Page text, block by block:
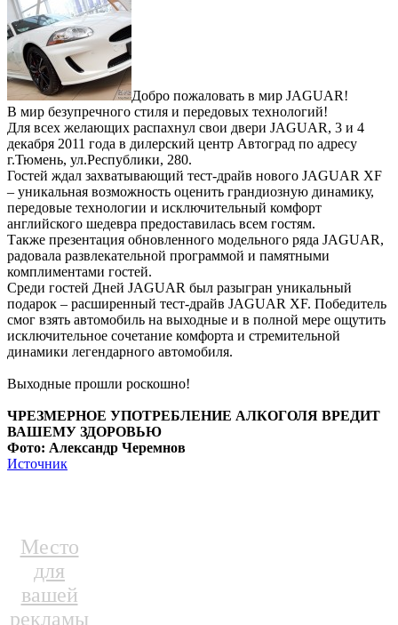
Добро пожаловать в мир JAGUAR!
В мир безупречного стиля и передовых технологий!
Для всех желающих распахнул свои двери JAGUAR, 3 и 4
декабря 2011 года в дилерский центр Автоград по адресу
г.Тюмень, ул.Республики, 280.
Гостей ждал захватывающий тест-драйв нового JAGUAR XF
– уникальная возможность оценить грандиозную динамику,
передовые технологии и исключительный комфорт
английского шедевра предоставилась всем гостям.
Также презентация обновленного модельного ряда JAGUAR,
радовала развлекательной программой и памятными
комплиментами гостей.
Среди гостей Дней JAGUAR был разыгран уникальный
подарок – расширенный тест-драйв JAGUAR XF. Победитель
смог взять автомобиль на выходные и в полной мере ощутить
исключительное сочетание комфорта и стремительной
динамики легендарного автомобиля.
Выходные прошли роскошно!
ЧРЕЗМЕРНОЕ УПОТРЕБЛЕНИЕ АЛКОГОЛЯ ВРЕДИТ
ВАШЕМУ ЗДОРОВЬЮ
Фото: Александр Черемнов
Источник
Место
для
вашей
рекламы